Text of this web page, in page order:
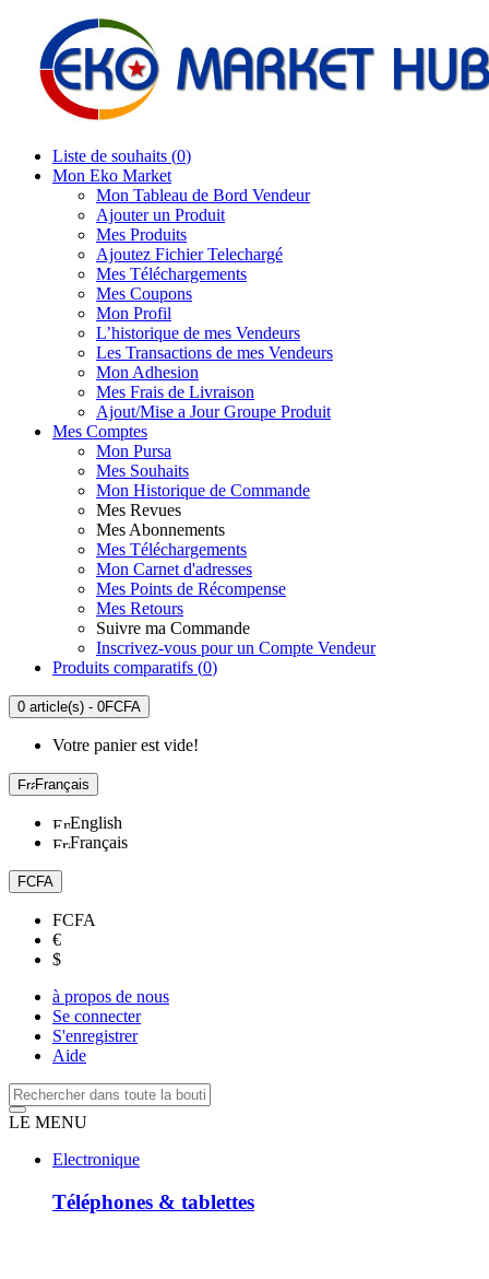
Liste de souhaits (0)
Mon Eko Market
Mon Tableau de Bord Vendeur
Ajouter un Produit
Mes Produits
Ajoutez Fichier Telechargé
Mes Téléchargements
Mes Coupons
Mon Profil
L’historique de mes Vendeurs
Les Transactions de mes Vendeurs
Mon Adhesion
Mes Frais de Livraison
Ajout/Mise a Jour Groupe Produit
Mes Comptes
Mon Pursa
Mes Souhaits
Mon Historique de Commande
Mes Revues
Mes Abonnements
Mes Téléchargements
Mon Carnet d'adresses
Mes Points de Récompense
Mes Retours
Suivre ma Commande
Inscrivez-vous pour un Compte Vendeur
Produits comparatifs (0)
0 article(s) - 0FCFA
Votre panier est vide!
Français
English
Français
FCFA
FCFA
€
$
à propos de nous
Se connecter
S'enregistrer
Aide
LE MENU
Electronique
Téléphones & tablettes